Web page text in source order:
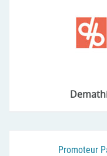
Promoteur